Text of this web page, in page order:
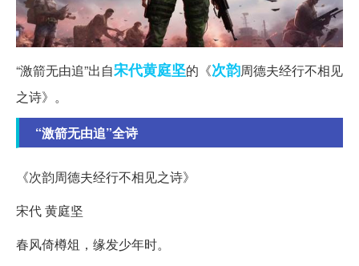
“激箭无由追”出自宋代黄庭坚的《次韵周德夫经行不相见
之诗》。
“激箭无由追”全诗
《次韵周德夫经行不相见之诗》
宋代 黄庭坚
春风倚樽俎，缘发少年时。